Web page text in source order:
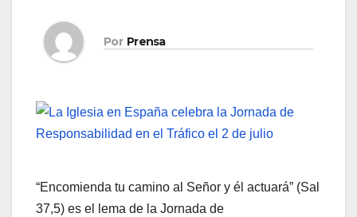
Por Prensa
“Encomienda tu camino al Señor y él actuará” (Sal
37,5) es el lema de la Jornada de